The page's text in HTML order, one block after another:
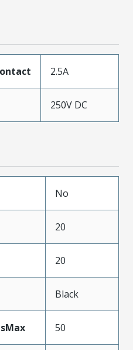
2.5A
250V DC
No
20
20
Black
50